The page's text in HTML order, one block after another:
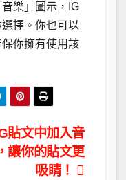
樂」圖示，IG
擇。你也可以
你擁有使用該
貼文中加入音
讓你的貼文更
吸睛！